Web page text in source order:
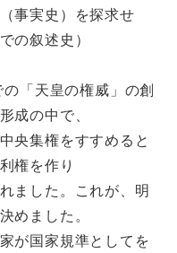
事実史）を探求せ
の叙述史）
「天皇の権威」の創
成の中で、
央集権をすすめると
権を作り
ました。これが、明
めました。
が国家規準としてを